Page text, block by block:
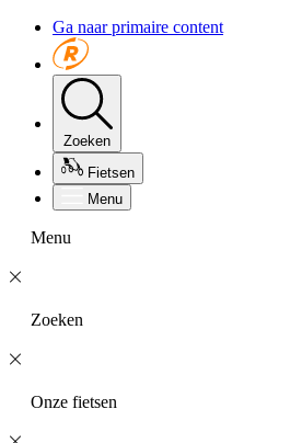
Ga naar primaire content
Zoeken
Fietsen
Menu
Menu
Zoeken
Onze fietsen